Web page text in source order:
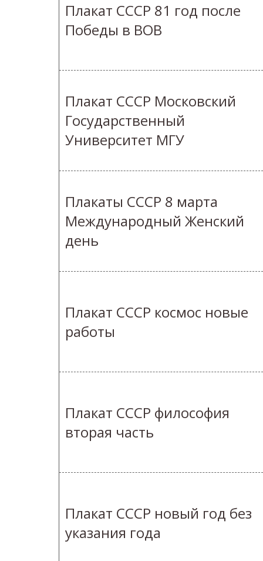
Плакат СССР 81 год после
Победы в ВОВ
Плакат СССР Московский
Государственный
Университет МГУ
Плакаты СССР 8 марта
Международный Женский
день
Плакат СССР космос новые
работы
Плакат СССР философия
вторая часть
Плакат СССР новый год без
указания года